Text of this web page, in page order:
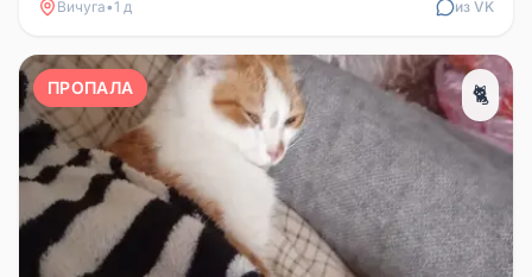
Вичуга•1 д из VK
ПРОПАЛА 🐈